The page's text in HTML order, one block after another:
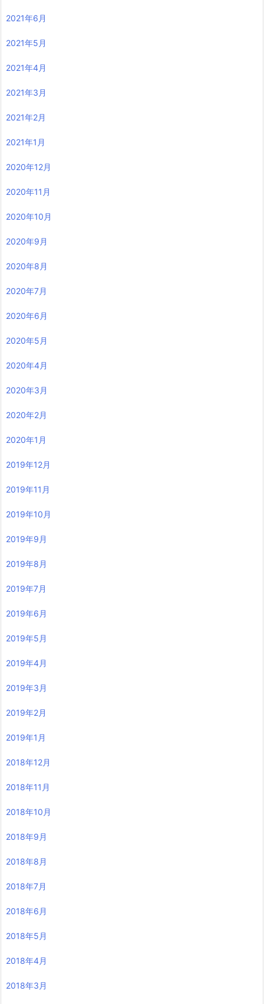
2021年6月
2021年5月
2021年4月
2021年3月
2021年2月
2021年1月
2020年12月
2020年11月
2020年10月
2020年9月
2020年8月
2020年7月
2020年6月
2020年5月
2020年4月
2020年3月
2020年2月
2020年1月
2019年12月
2019年11月
2019年10月
2019年9月
2019年8月
2019年7月
2019年6月
2019年5月
2019年4月
2019年3月
2019年2月
2019年1月
2018年12月
2018年11月
2018年10月
2018年9月
2018年8月
2018年7月
2018年6月
2018年5月
2018年4月
2018年3月